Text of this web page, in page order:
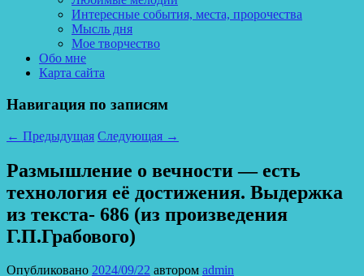
Интересные события, места, пророчества
Мысль дня
Мое творчество
Обо мне
Карта сайта
Навигация по записям
← Предыдущая Следующая →
Размышление о вечности — есть
технология её достижения. Выдержка
из текста- 686 (из произведения
Г.П.Грабового)
Опубликовано 2024/09/22 автором admin